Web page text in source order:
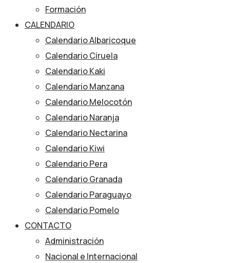
Formación
CALENDARIO
Calendario Albaricoque
Calendario Ciruela
Calendario Kaki
Calendario Manzana
Calendario Melocotón
Calendario Naranja
Calendario Nectarina
Calendario Kiwi
Calendario Pera
Calendario Granada
Calendario Paraguayo
Calendario Pomelo
CONTACTO
Administración
Nacional e Internacional